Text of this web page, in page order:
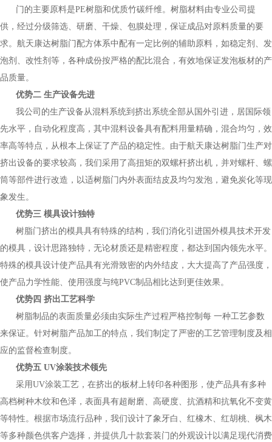
门的主要原料是PE树脂和优质竹碳纤维。树脂材料由专业公司提
供，经过分级筛选、研磨、干燥、包膜处理，保证成品对原料质量的要
求。航天康达树脂门配方体系中配有一定比例的辅助原料，如稳定剂、发
泡剂、改性剂等，各种成份按严格的配比混合，有效地保证发泡板材的产
品质量。
优势二 生产设备先进
我公司的生产设备从混料系统到挤出系统全部从国外引进，居国际领
先水平，自动化程度高，其中混料设备具有配料用量精确，混合均匀，效
率高等特点，从根本上保证了产品的稳定性。由于航天康达树脂门生产对
挤出设备的要求较高，我们采用了高扭矩的双螺杆挤出机，并对螺杆、螺
筒等部件进行改造，以适树脂门内外表面结皮及均匀发泡，避免炭化等现
象发生。
优势三 模具设计独特
树脂门挤出的模具具有特殊的结构，我们消化引进国外模具技术开发
的模具，设计思路独特，无论材质还是精密程度，都达到国内领先水平。
特殊的模具设计使产品具有光滑致密的内外结皮，大大提高了产品强度，
使产品力学性能、使用强度与纯PVC制品相比达到更佳效果。
优势四 挤出工艺科学
树脂制品的表面质量必须由实际生产过程严格控制每 一种工艺参数
来保证。针对树脂产品加工的特点，我们制定了严密的工艺管理制度及相
应的监督检查制度。
优势五 UV涂装技术领先
采用UV涂装工艺，在挤出的板材上转印各种图形，使产品具有多种
高档树种木纹和色泽，表面具有超耐磨、高硬度、抗酒精和抗氧化不变黄
等特性。根据市场流行品种，我们设计了象牙白、红橡木、红胡桃、枫木
等多种颜色供客户选择，并提供几十款套装门的外观设计以满足现代消费